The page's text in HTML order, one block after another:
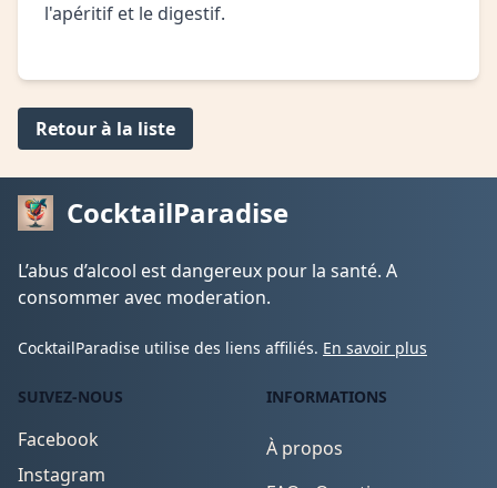
l'apéritif et le digestif.
Retour à la liste
CocktailParadise
L’abus d’alcool est dangereux pour la santé. A
consommer avec moderation.
CocktailParadise utilise des liens affiliés. En savoir plus
SUIVEZ-NOUS
Facebook
Instagram
INFORMATIONS
À propos